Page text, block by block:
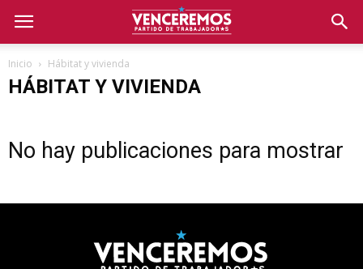
Inicio Hábitat y vivienda
HÁBITAT Y VIVIENDA
No hay publicaciones para mostrar